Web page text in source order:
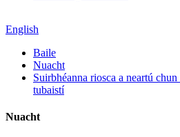
English
Baile
Nuacht
Suirbhéanna riosca a neartú
tubaistí
Nuacht